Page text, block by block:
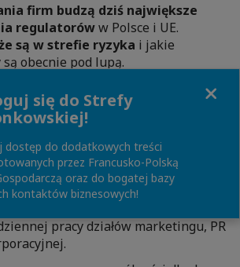
firm budzą dziś największe
regulatoróww Polsce i UE.
są w strefie ryzyka i jakie
obecnie pod lupą.
aktualne sprawy i decyzje
prezesa UOKiK).
bezpieczne komunikaty ESG
ryzyko finansowe i
, zanim trafi do nas kontrola.
realnych przykładów z
które od razu można
pracy działów marketingu, PR
się do Strefy
dostęp do dodatkowych treści
przez Francusko-Polską
oraz do bogatej bazy
kontaktów biznesowych!